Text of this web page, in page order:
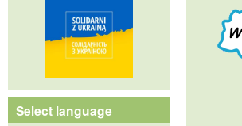
Select language